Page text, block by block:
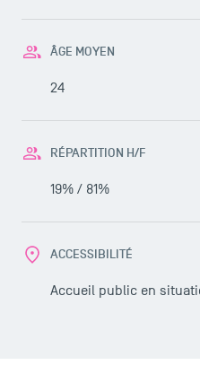
ÂGE MOYEN
24
RÉPARTITION H/F
19% / 81%
ACCESSIBILITÉ
Accueil public en